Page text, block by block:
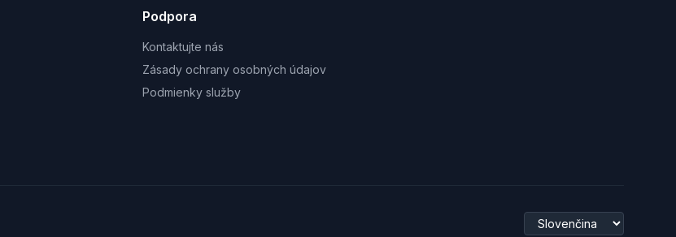
Podpora
Kontaktujte nás
Zásady ochrany osobných údajov
Podmienky služby